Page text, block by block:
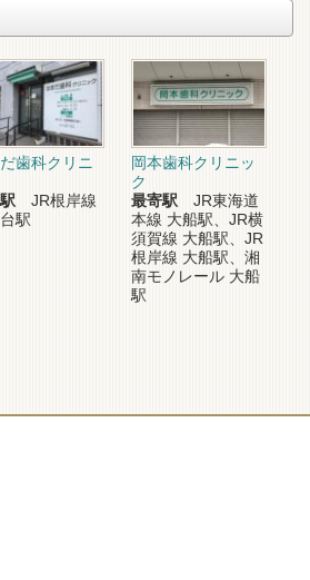
歯科クリニ
JR根岸線
駅
岡本歯科クリニッ
ク
最寄駅 JR東海道
本線 大船駅、JR横
須賀線 大船駅、JR
根岸線 大船駅、湘
南モノレール 大船
駅